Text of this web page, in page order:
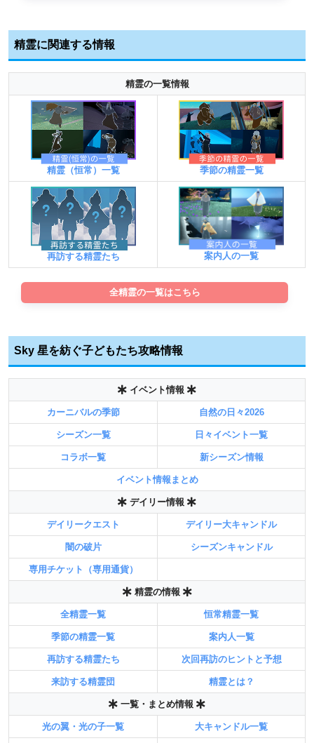
精霊に関連する情報
精霊の一覧情報
精霊（恒常）一覧 季節の精霊一覧
再訪する精霊たち 案内人の一覧
全精霊の一覧はこちら
Sky 星を紡ぐ子どもたち攻略情報
イベント情報
カーニバルの季節 自然の日々2026
シーズン一覧 日々イベント一覧
コラボ一覧 新シーズン情報
イベント情報まとめ
デイリー情報
デイリークエスト デイリー大キャンドル
闇の破片 シーズンキャンドル
専用チケット（専用通貨）
精霊の情報
全精霊一覧 恒常精霊一覧
季節の精霊一覧 案内人一覧
再訪する精霊たち 次回再訪のヒントと予想
来訪する精霊団 精霊とは？
一覧・まとめ情報
光の翼・光の子一覧 大キャンドル一覧